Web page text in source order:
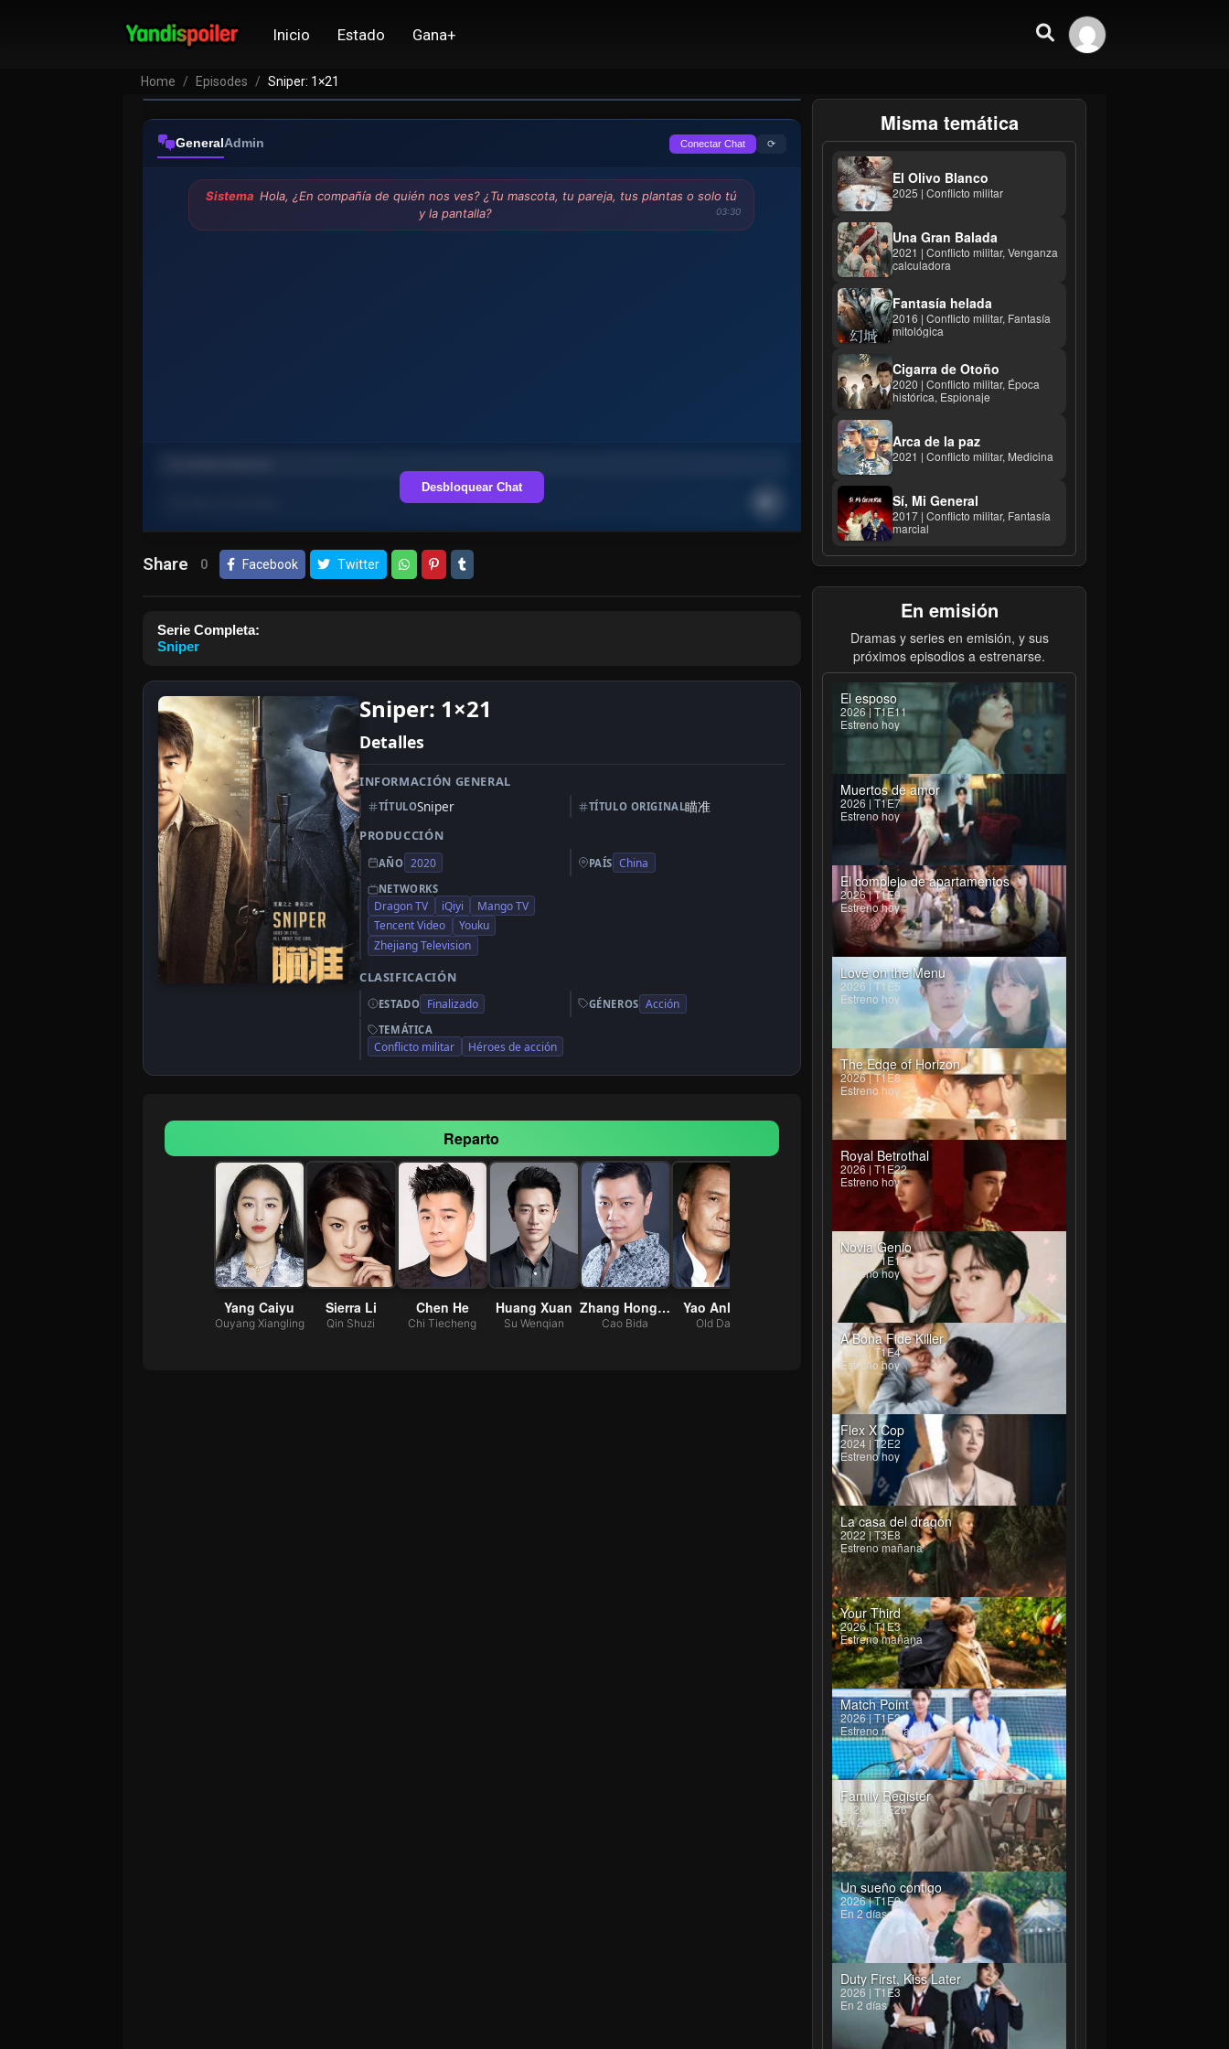
Inicio Estado Gana+
Home Episodes Sniper: 1×21
GeneralAdmin Conectar Chat ⟳
Sistema Hola, ¿En compañía de quién nos ves? ¿Tu mascota, tu pareja, tus plantas o solo tú
y la pantalla?
03:30
Desbloquear Chat
Share 0 Facebook Twitter
Serie Completa:
Sniper
Sniper: 1×21
Detalles
INFORMACIÓN GENERAL
TÍTULOSniper TÍTULO ORIGINAL瞄准
PRODUCCIÓN
AÑO 2020 PAÍS China
NETWORKS
Dragon TV iQiyi
Mango TV
Tencent Video
Youku
Zhejiang Television
CLASIFICACIÓN
ESTADO Finalizado GÉNEROS Acción
TEMÁTICA
Conflicto militar Héroes de acción
Reparto
Yang Caiyu
Ouyang Xiangling
Sierra Li
Qin Shuzi
Chen He
Chi Tiecheng
Huang Xuan
Su Wenqian
Zhang Hongrui
Cao Bida
Yao Anlian
Old Dad
Wang Yanhui
Ye Guanying
Wang Longzheng
Yang Zhiliang
Zhang Haoran
Jiangzi
Misma temática
El Olivo Blanco
2025 | Conflicto militar
Una Gran Balada
2021 | Conflicto militar, Venganza
calculadora
Fantasía helada
2016 | Conflicto militar, Fantasía
mitológica
Cigarra de Otoño
2020 | Conflicto militar, Época
histórica, Espionaje
Arca de la paz
2021 | Conflicto militar, Medicina
Sí, Mi General
2017 | Conflicto militar, Fantasía
marcial
En emisión
Dramas y series en emisión, y sus
próximos episodios a estrenarse.
El esposo
2026 | T1E11
Estreno hoy
Muertos de amor
2026 | T1E7
Estreno hoy
El complejo de apartamentos
2026 | T1E9
Estreno hoy
Love on the Menu
2026 | T1E5
Estreno hoy
The Edge of Horizon
2026 | T1E8
Estreno hoy
Royal Betrothal
2026 | T1E22
Estreno hoy
Novia Genio
2026 | T1E17
Estreno hoy
A Bona Fide Killer
2026 | T1E4
Estreno hoy
Flex X Cop
2024 | T2E2
Estreno hoy
La casa del dragón
2022 | T3E8
Estreno mañana
Your Third
2026 | T1E3
Estreno mañana
Match Point
2026 | T1E3
Estreno mañana
Family Register
2026 | T1E26
En 2 días
Un sueño contigo
2026 | T1E9
En 2 días
Duty First, Kiss Later
2026 | T1E3
En 2 días